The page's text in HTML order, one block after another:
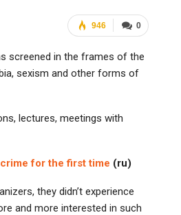
0
946
screened in the frames of the
sexism and other forms of
lectures, meetings with
for the first time (ru)
they didn’t experience
and more interested in such